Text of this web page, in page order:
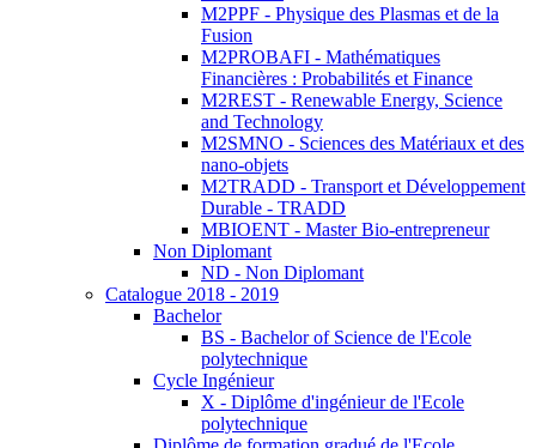
M2PPF - Physique des Plasmas et de la
Fusion
M2PROBAFI - Mathématiques
Financières : Probabilités et Finance
M2REST - Renewable Energy, Science
and Technology
M2SMNO - Sciences des Matériaux et des
nano-objets
M2TRADD - Transport et Développement
Durable - TRADD
MBIOENT - Master Bio-entrepreneur
Non Diplomant
ND - Non Diplomant
Catalogue 2018 - 2019
Bachelor
BS - Bachelor of Science de l'Ecole
polytechnique
Cycle Ingénieur
X - Diplôme d'ingénieur de l'Ecole
polytechnique